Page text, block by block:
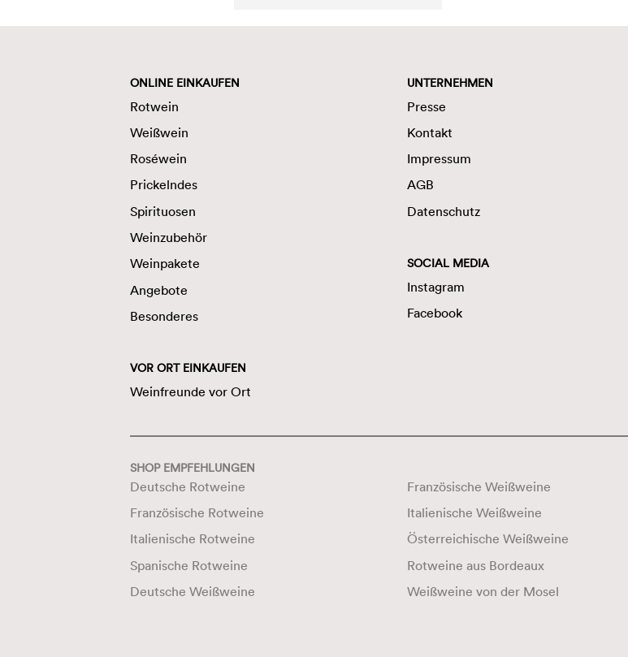
ONLINE EINKAUFEN
Rotwein
Weißwein
Roséwein
Prickelndes
Spirituosen
Weinzubehör
Weinpakete
Angebote
Besonderes
VOR ORT EINKAUFEN
Weinfreunde vor Ort
UNTERNEHMEN
Presse
Kontakt
Impressum
AGB
Datenschutz
SOCIAL MEDIA
Instagram
Facebook
SHOP EMPFEHLUNGEN
Deutsche Rotweine
Französische Rotweine
Italienische Rotweine
Spanische Rotweine
Deutsche Weißweine
Französische Weißweine
Italienische Weißweine
Österreichische Weißweine
Rotweine aus Bordeaux
Weißweine von der Mosel